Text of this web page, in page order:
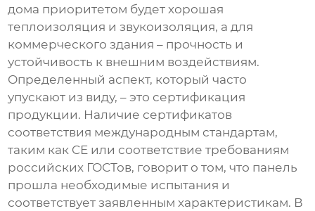
дома приоритетом будет хорошая
теплоизоляция и звукоизоляция, а для
коммерческого здания – прочность и
устойчивость к внешним воздействиям.
Определенный аспект, который часто
упускают из виду, – это сертификация
продукции. Наличие сертификатов
соответствия международным стандартам,
таким как CE или соответствие требованиям
российских ГОСТов, говорит о том, что панель
прошла необходимые испытания и
соответствует заявленным характеристикам. В